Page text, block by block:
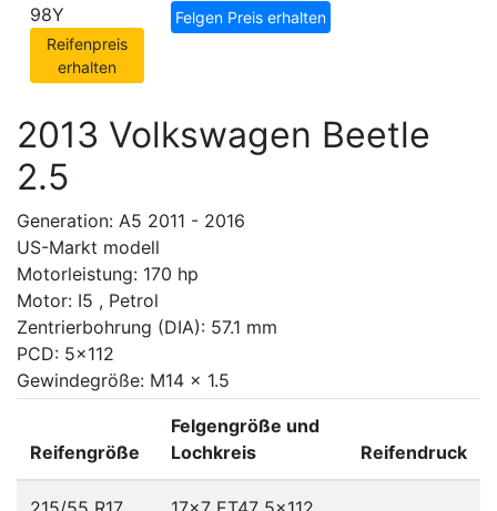
98Y
Reifenpreis
erhalten
Felgen Preis erhalten
2013 Volkswagen Beetle
2.5
Generation: A5 2011 - 2016
US-Markt modell
Motorleistung: 170 hp
Motor: I5 , Petrol
Zentrierbohrung (DIA): 57.1 mm
PCD: 5x112
Gewindegröße: M14 x 1.5
Reifengröße
Felgengröße und
Lochkreis
Reifendruck